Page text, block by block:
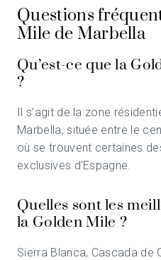
Questions
Mile de Marbella
Qu’est-ce que la
?
Il s’agit de la zone
Marbella, située entre le
où se trouvent certaines
exclusives d’Espagne.
Quelles sont les
la Golden Mile ?
Sierra Blanca, Cascada de